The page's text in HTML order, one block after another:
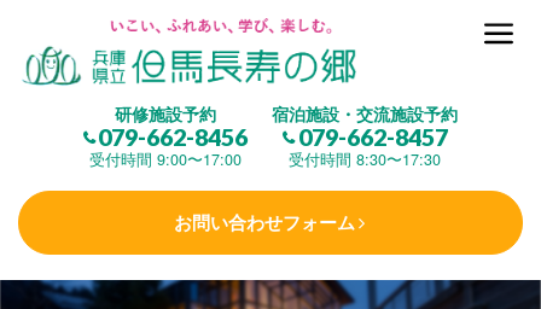
研修施設予約
079-662-8456
受付時間 9:00〜17:00
宿泊施設・交流施設予約
079-662-8457
受付時間 8:30〜17:30
お問い合わせフォーム
但馬長寿の郷とは
(研修施設)
楽しむ